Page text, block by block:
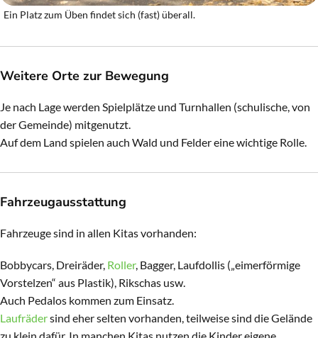
Ein Platz zum Üben findet sich (fast) überall.
Weitere Orte zur Bewegung
Je nach Lage werden Spielplätze und Turnhallen (schulische, von
der Gemeinde) mitgenutzt.
Auf dem Land spielen auch Wald und Felder eine wichtige Rolle.
Fahrzeugausstattung
Fahrzeuge sind in allen Kitas vorhanden:
Bobbycars, Dreiräder, Roller, Bagger, Laufdollis („eimerförmige
Vorstelzen“ aus Plastik), Rikschas usw.
Auch Pedalos kommen zum Einsatz.
Laufrädersind eher selten vorhanden, teilweise sind die Gelände
zu klein dafür. In manchen Kitas nutzen die Kinder eigene